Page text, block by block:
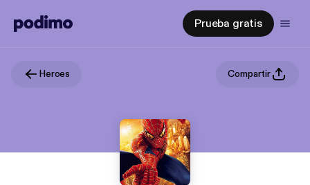
Prueba gratis
Heroes Compartir